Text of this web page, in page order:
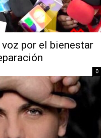
por el bienestar
0